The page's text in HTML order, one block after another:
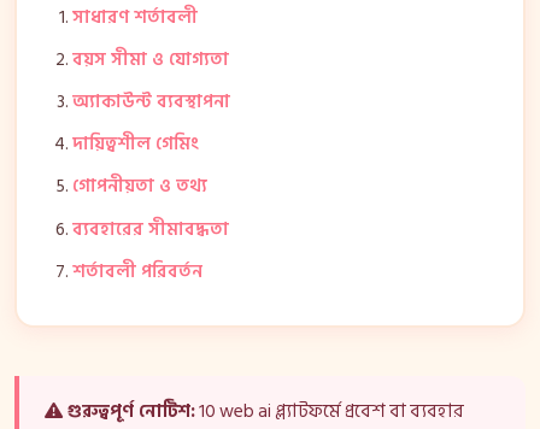
সাধারণ শর্তাবলী
বয়স সীমা ও যোগ্যতা
অ্যাকাউন্ট ব্যবস্থাপনা
দায়িত্বশীল গেমিং
গোপনীয়তা ও তথ্য
ব্যবহারের সীমাবদ্ধতা
শর্তাবলী পরিবর্তন
গুরুত্বপূর্ণ নোটিশ:10 web ai প্ল্যাটফর্মে প্রবেশ বা ব্যবহার